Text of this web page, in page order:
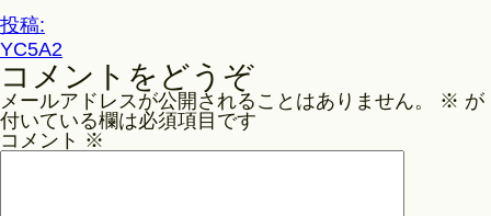
Philosophy
ズ
投
稿
ナ
ビ
ゲ
投稿:
YC5A2
コメントをどうぞ
メールアドレスが公開されることはありません。 ※ が
付いている欄は必須項目です
コメント ※